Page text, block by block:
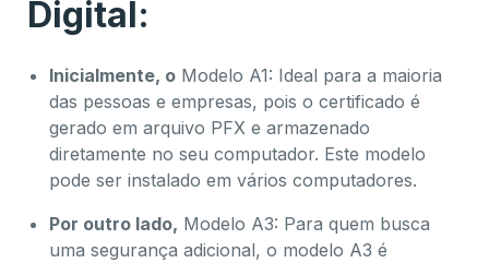
Digital:
Inicialmente, o Modelo A1: Ideal para a maioria
das pessoas e empresas, pois o certificado é
gerado em arquivo PFX e armazenado
diretamente no seu computador. Este modelo
pode ser instalado em vários computadores.
Por outro lado, Modelo A3: Para quem busca
uma segurança adicional, o modelo A3 é